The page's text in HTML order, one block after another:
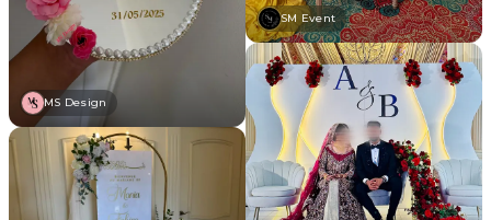
MS Design
SM Event